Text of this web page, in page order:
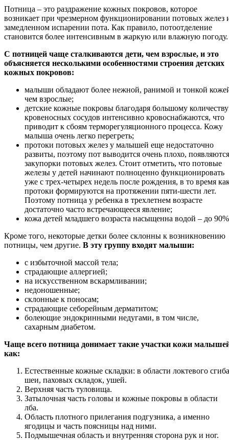
Потница – это раздражение кожных покровов, которое
возникает при чрезмерном функционировании потовых желез
замедленном испарении пота. Как правило, потоотделение
становится более интенсивным в жаркую или влажную погоду.
С потницей чаще сталкиваются дети, чем взрослые, и это
объясняется несколькими особенностями строения детских
кожных покровов:
малыши обладают более нежной, ранимой и тонкой
чем взрослые;
детские кожные покровы благодаря большому количеству
кровеносных сосудов интенсивно кровоснабжаются, что
приводит к сбоям терморегуляционного процесса. Кожу
малыша очень легко перегреть;
протоки потовых желез у малышей еще недостаточно
развиты, поэтому пот выводится очень плохо, появляются
закупорки потовых желез. Стоит отметить, что потовые
железы у детей начинают полноценно функционировать
уже с трех-четырех недель после рождения, в то время
протоки формируются на протяжении пяти-шести лет.
Поэтому потница у ребенка в трехлетнем возрасте
достаточно часто встречающееся явление;
кожа детей младшего возраста насыщенна водой – до
Кроме того, некоторые детки более склонны к возникновению
потницы, чем другие. В эту группу входят малыши:
с избыточной массой тела;
страдающие аллергией;
на искусственном вскармливании;
недоношенные;
склонные к поносам;
страдающие себорейным дерматитом;
болеющие эндокринными недугами, в том числе,
сахарным диабетом.
Чаще всего потница донимает такие участки кожи
как:
Естественные кожные складки: в области локтевого
шеи, паховых складок, ушей.
Верхняя часть туловища.
Затылочная часть головы и кожные покровы в области
лба.
Область плотного прилегания подгузника, а именно
ягодицы и часть поясницы над ними.
Подмышечная область и внутренняя сторона рук и ног.